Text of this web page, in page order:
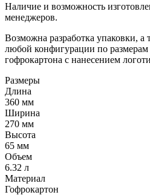
Наличие и возможность
менеджеров.
Возможна разработка упаковки, а
любой конфигурации по размерам
гофрокартона с нанесением
Размеры
Длина
360 мм
Ширина
270 мм
Высота
65 мм
Объем
6.32 л
Материал
Гофрокартон